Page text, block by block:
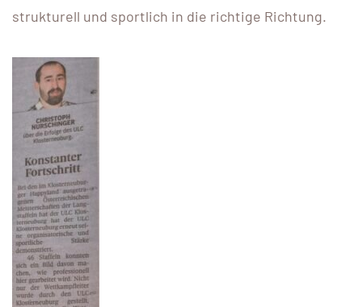
strukturell und sportlich in die richtige Richtung.